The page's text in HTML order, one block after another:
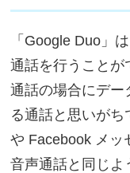
「Google Duo」
通話を行うことが
通話の場合にデー
る通話と思いが
や Facebook メッ
音声通話と同じよ